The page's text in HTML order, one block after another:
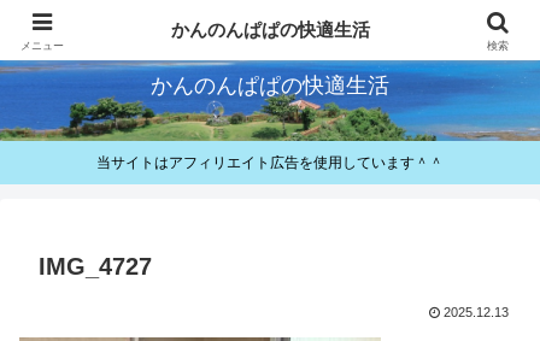
快適とお得が好きなパパのレビューと備忘録
かんのんぱぱの快適生活
当サイトはアフィリエイト広告を使用しています＾＾
IMG_4727
2025.12.13
メニュー
かんのんぱぱの快適生活
検索